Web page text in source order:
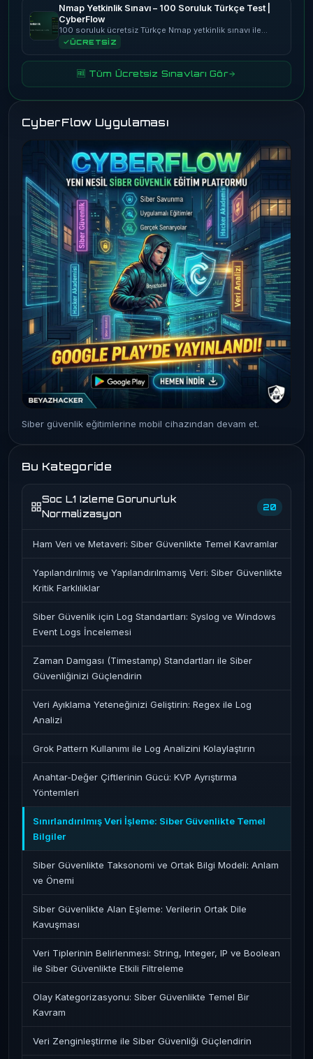
Nmap Yetkinlik Sınavı – 100 Soruluk Türkçe Test |
CyberFlow
100 soruluk ücretsiz Türkçe Nmap yetkinlik sınavı ile…
ÜCRETSİZ
🆓 Tüm Ücretsiz Sınavları Gör
CyberFlow Uygulaması
Siber güvenlik eğitimlerine mobil cihazından devam et.
Bu Kategoride
Soc L1 Izleme Gorunurluk
Normalizasyon
20
Ham Veri ve Metaveri: Siber Güvenlikte Temel Kavramlar
Yapılandırılmış ve Yapılandırılmamış Veri: Siber Güvenlikte
Kritik Farklılıklar
Siber Güvenlik için Log Standartları: Syslog ve Windows
Event Logs İncelemesi
Zaman Damgası (Timestamp) Standartları ile Siber
Güvenliğinizi Güçlendirin
Veri Ayıklama Yeteneğinizi Geliştirin: Regex ile Log
Analizi
Grok Pattern Kullanımı ile Log Analizini Kolaylaştırın
Anahtar-Değer Çiftlerinin Gücü: KVP Ayrıştırma
Yöntemleri
Sınırlandırılmış Veri İşleme: Siber Güvenlikte Temel
Bilgiler
Siber Güvenlikte Taksonomi ve Ortak Bilgi Modeli: Anlam
ve Önemi
Siber Güvenlikte Alan Eşleme: Verilerin Ortak Dile
Kavuşması
Veri Tiplerinin Belirlenmesi: String, Integer, IP ve Boolean
ile Siber Güvenlikte Etkili Filtreleme
Olay Kategorizasyonu: Siber Güvenlikte Temel Bir
Kavram
Veri Zenginleştirme ile Siber Güvenliği Güçlendirin